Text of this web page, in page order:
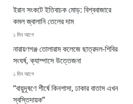
ইরান সংকটে ইতিবাচক মোড়: বিশ্ববাজারে
কমল জ্বালানি তেলের দাম
১ দিন আগে
নারায়ণগঞ্জ তোলারাম কলেজে ছাত্রদল-শিবির
সংঘর্ষ, ক্যাম্পাসে উত্তেজনা
১ দিন আগে
“বায়ুদূষণে শীর্ষে কিনশাসা, ঢাকার বাতাস এখন
স্বস্তিদায়ক”